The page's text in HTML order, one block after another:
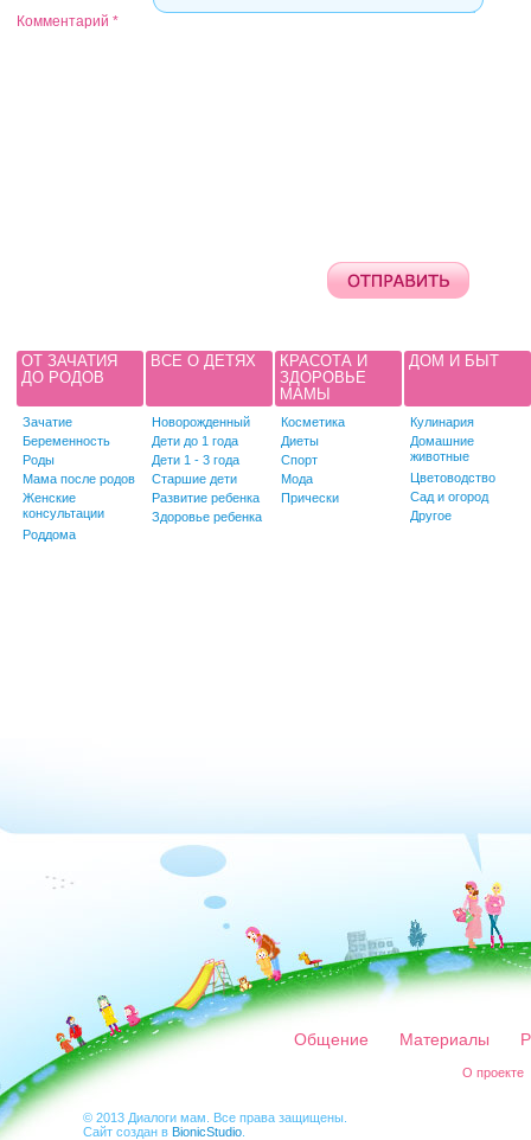
Комментарий *
ОТ ЗАЧАТИЯ
ДО РОДОВ
Зачатие
Беременность
Роды
Мама после родов
Женские
консультации
Роддома
ВСЕ О ДЕТЯХ
Новорожденный
Дети до 1 года
Дети 1 - 3 года
Старшие дети
Развитие ребенка
Здоровье ребенка
КРАСОТА И
ЗДОРОВЬЕ
МАМЫ
Косметика
Диеты
Спорт
Мода
Прически
ДОМ И БЫТ
Кулинария
Домашние
животные
Цветоводство
Сад и огород
Другое
Общение Материалы
О проекте
© 2013 Диалоги мам. Все права защищены.
Сайт создан в BionicStudio